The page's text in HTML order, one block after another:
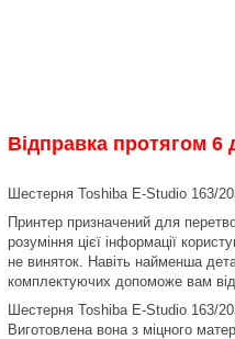
Відправка протягом 6
Шестерня Toshiba E-Studio 163/
Принтер призначений для
розуміння цієї інформації
не виняток. Навіть найменша
комплектуючих допоможе вам
Шестерня Toshiba E-Studio 163/
Виготовлена ​​вона з міцного